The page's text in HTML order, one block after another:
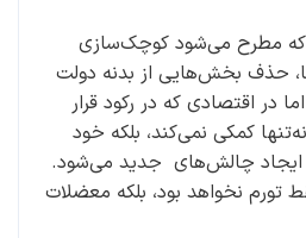
که مطرح می‌شود کوچک‌سازی
حذف بخش‌هایی از بدنه دولت
در اقتصادی که در رکود قرار
کمکی نمی‌کند، بلکه خود
ایجاد چالش‌های جدید می‌شود.
تورم نخواهد بود، بلکه معضلات